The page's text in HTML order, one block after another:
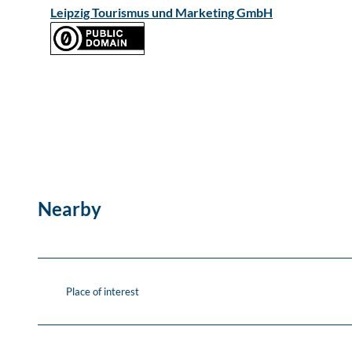
Leipzig Tourismus und Marketing GmbH
Nearby
Place of interest